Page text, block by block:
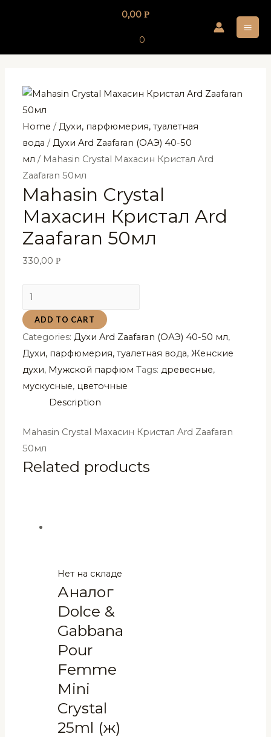
0,00 Р
0
Home /Духи, парфюмерия, туалетная
вода /Духи Ard Zaafaran (ОАЭ) 40-50
мл / Mahasin Crystal Махасин Кристал Ard
Zaafaran 50мл
Mahasin Crystal
Махасин Кристал Ard
Zaafaran 50мл
330,00Р
Mahasin
Crystal
Махасин
Кристал
Ard
Zaafaran
50мл
quantity
ADD TO CART
Categories:Духи Ard Zaafaran (ОАЭ) 40-50 мл,
Духи, парфюмерия, туалетная вода,Женские
духи, Мужской парфюм Tags:древесные,
мускусные, цветочные
Description
Mahasin Crystal Махасин Кристал Ard Zaafaran
50мл
Related products
Нет на складе
Аналог
Dolce &
Gabbana
Pour
Femme
Mini
Crystal
25ml (ж)